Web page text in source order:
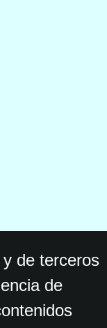
de terceros
de